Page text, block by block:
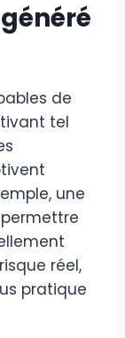
de
tel
une
réel,
pratique